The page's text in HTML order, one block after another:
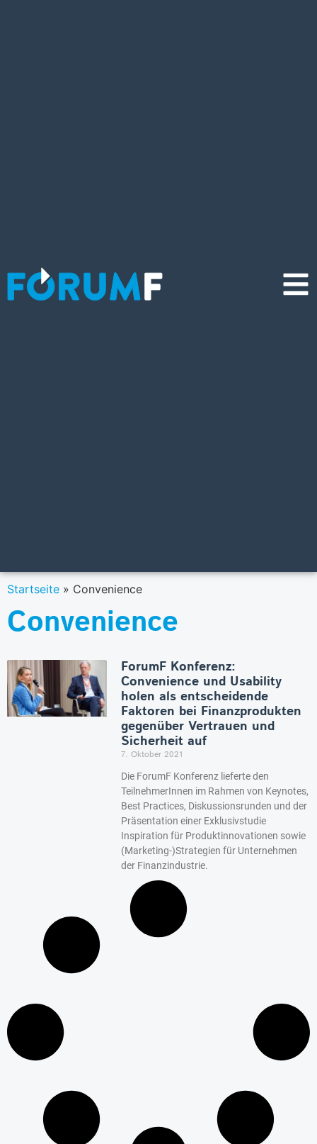
Startseite » Convenience
Convenience
ForumF Konferenz:
Convenience und Usability
holen als entscheidende
Faktoren bei Finanzprodukten
gegenüber Vertrauen und
Sicherheit auf
7. Oktober 2021
Die ForumF Konferenz lieferte den
TeilnehmerInnen im Rahmen von Keynotes,
Best Practices, Diskussionsrunden und der
Präsentation einer Exklusivstudie
Inspiration für Produktinnovationen sowie
(Marketing-)Strategien für Unternehmen
der Finanzindustrie.